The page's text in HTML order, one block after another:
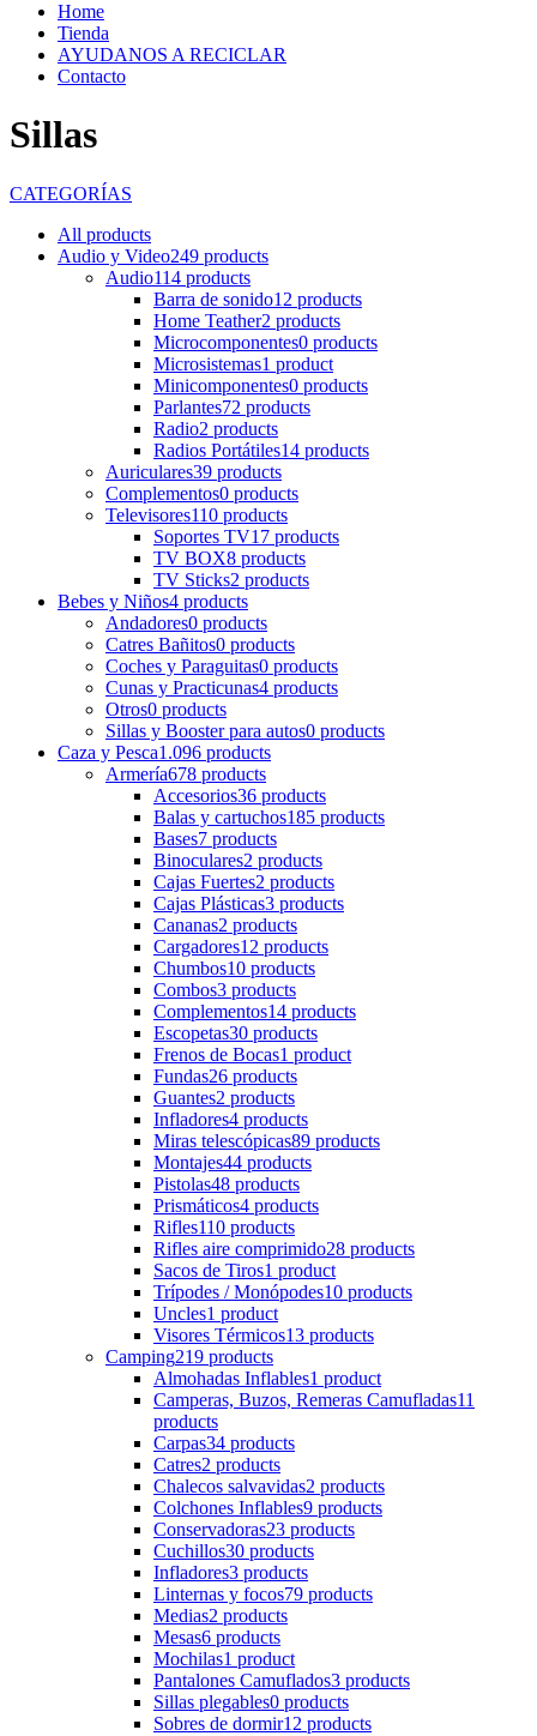
Home
Tienda
AYUDANOS A RECICLAR
Contacto
Sillas
CATEGORÍAS
All products
Audio y Video249 products
Audio114 products
Barra de sonido12 products
Home Teather2 products
Microcomponentes0 products
Microsistemas1 product
Minicomponentes0 products
Parlantes72 products
Radio2 products
Radios Portátiles14 products
Auriculares39 products
Complementos0 products
Televisores110 products
Soportes TV17 products
TV BOX8 products
TV Sticks2 products
Bebes y Niños4 products
Andadores0 products
Catres Bañitos0 products
Coches y Paraguitas0 products
Cunas y Practicunas4 products
Otros0 products
Sillas y Booster para autos0 products
Caza y Pesca1.096 products
Armería678 products
Accesorios36 products
Balas y cartuchos185 products
Bases7 products
Binoculares2 products
Cajas Fuertes2 products
Cajas Plásticas3 products
Cananas2 products
Cargadores12 products
Chumbos10 products
Combos3 products
Complementos14 products
Escopetas30 products
Frenos de Bocas1 product
Fundas26 products
Guantes2 products
Infladores4 products
Miras telescópicas89 products
Montajes44 products
Pistolas48 products
Prismáticos4 products
Rifles110 products
Rifles aire comprimido28 products
Sacos de Tiros1 product
Trípodes / Monópodes10 products
Uncles1 product
Visores Térmicos13 products
Camping219 products
Almohadas Inflables1 product
Camperas, Buzos, Remeras Camufladas11
products
Carpas34 products
Catres2 products
Chalecos salvavidas2 products
Colchones Inflables9 products
Conservadoras23 products
Cuchillos30 products
Infladores3 products
Linternas y focos79 products
Medias2 products
Mesas6 products
Mochilas1 product
Pantalones Camuflados3 products
Sillas plegables0 products
Sobres de dormir12 products